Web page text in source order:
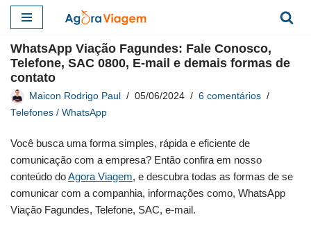
para
o
conteúdo
WhatsApp Viação Fagundes: Fale Conosco,
Telefone, SAC 0800, E-mail e demais formas de
contato
Maicon Rodrigo Paul 05/06/2024
6 comentários
Telefones / WhatsApp
Você busca uma forma simples, rápida e eficiente de
comunicação com a empresa? Então confira em nosso
conteúdo doAgora Viagem, e descubra todas as formas de se
comunicar com a companhia, informações como, WhatsApp
Viação Fagundes, Telefone, SAC, e-mail.